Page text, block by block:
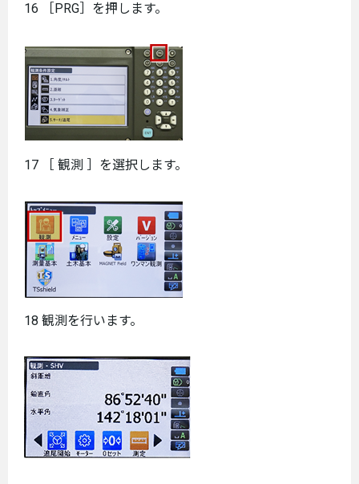
16 ［PRG］を押します。
17 ［ 観測 ］を選択します。
18 観測を行います。